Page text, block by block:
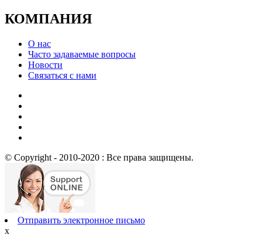
КОМПАНИЯ
О нас
Часто задаваемые вопросы
Новости
Связаться с нами
© Copyright - 2010-2020 : Все права защищены.
Отправить электронное письмо
x